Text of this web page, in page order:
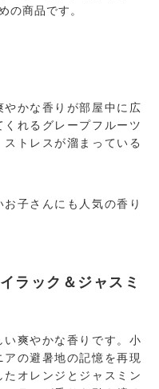
の商品です。
かな香りが部屋中に広
れるグレープフルーツ
トレスが溜まっている
子さんにも人気の香り
ラック＆ジャスミ
爽やかな香りです。小
の避暑地の記憶を再現
オレンジとジャスミン